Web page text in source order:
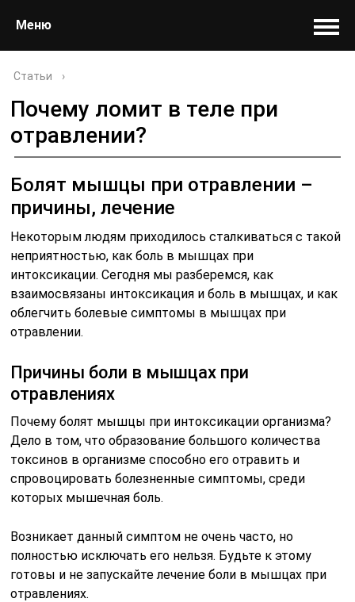
Меню
Статьи ›
Почему ломит в теле при
отравлении?
Болят мышцы при отравлении –
причины, лечение
Некоторым людям приходилось сталкиваться с такой
неприятностью, как боль в мышцах при
интоксикации. Сегодня мы разберемся, как
взаимосвязаны интоксикация и боль в мышцах, и как
облегчить болевые симптомы в мышцах при
отравлении.
Причины боли в мышцах при
отравлениях
Почему болят мышцы при интоксикации организма?
Дело в том, что образование большого количества
токсинов в организме способно его отравить и
спровоцировать болезненные симптомы, среди
которых мышечная боль.
Возникает данный симптом не очень часто, но
полностью исключать его нельзя. Будьте к этому
готовы и не запускайте лечение боли в мышцах при
отравлениях.